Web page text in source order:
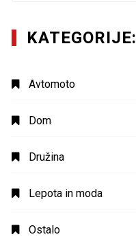
KATEGORIJE:
Avtomoto
Dom
Družina
Lepota in moda
Ostalo